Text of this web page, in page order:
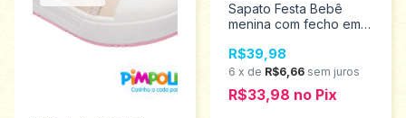
Sapato Festa Bebê
menina com fecho em
BabyTamanho P
808647
R$39,98
6 x de R$6,66 sem juros
R$33,98 no Pix